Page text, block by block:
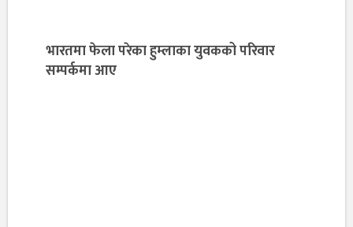
भारतमा फेला परेका हुम्लाका युवकको परिवार
सम्पर्कमा आए